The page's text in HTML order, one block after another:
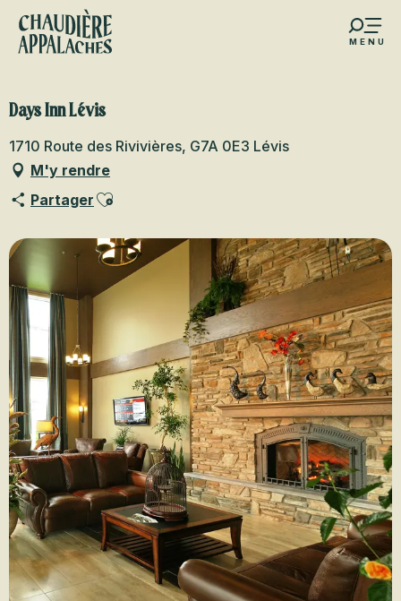
Aller
contenu
MENU
favoris
Days Inn Lévis
1710 Route des Rivivières, G7A 0E3 Lévis
M'y rendre
Partager Ajouter aux favoris